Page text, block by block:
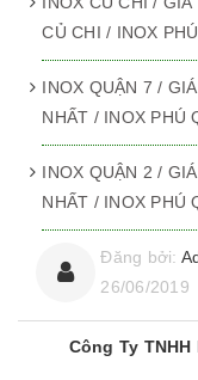
CỦ CHI / INOX
INOX QUẬN 7 /
NHẤT / INOX PHÚ
INOX QUẬN 2 /
NHẤT / INOX PHÚ
Đăng bởi:
26/06/2019
Công Ty TNHH